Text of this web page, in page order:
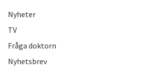
Nyheter
TV
Fråga doktorn
Nyhetsbrev